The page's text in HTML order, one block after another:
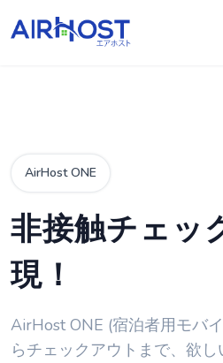
AirHost ONE
非接触チェッ
現！
AirHost ONE (宿泊者用モバ
らチェックアウトまで、欲